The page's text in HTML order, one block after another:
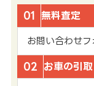
01 無料査定
お問い合わせフ
02 お車の引取